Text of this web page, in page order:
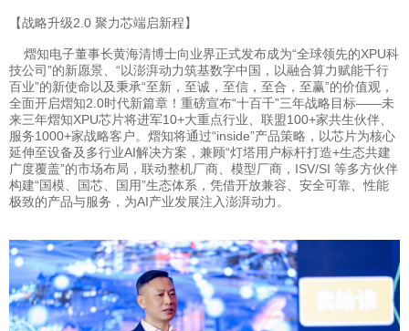
【战略升级2.0 聚力芯端启新程】
熠知电子董事长黄海清博士向业界正式发布成为“全球领先的XPU科
技公司”的新愿景、“以澎湃动力筑基数字中国，以融合算力赋能千行
百业”的新使命以及秉承“至新，至诚，至信，至合，至赢”的价值观，
全面开启熠知2.0时代新篇章！重磅宣布“十百千”三年战略目标——未
来三年熠知XPU芯片将进军10+大重点行业、联盟100+家共生伙伴、
服务1000+家战略客户。熠知将通过“inside”产品策略，以芯片为核心
延伸至设备及多行业AI解决方案，兼顾“灯塔用户标杆打造+生态共建
广度覆盖”的市场布局，联动整机厂商、模型厂商，ISV/SI 等多方伙伴
构建“国模、国芯、国用”生态体系，凭借开放兼容、安全可靠、性能
极致的产品与服务，为AI产业发展注入澎湃动力。